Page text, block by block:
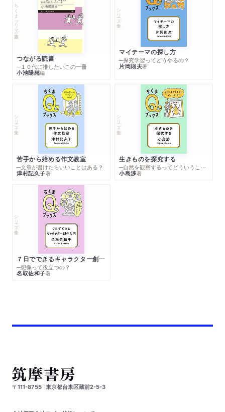
ちくまプリマー新書
つながる読書
─１０代に推したいこの一冊
小池陽慈編
シリーズ・全集
マイテーマの探し方
─探究学習ってどうやるの？
片岡則夫著
シリーズ・全集
苦手から始める作文教室
─文章が書けたらいいことはある？
津村記久子著
シリーズ・全集
生きものを探究する
─自然を観察するってどういうこと？
小島渉著
シリーズ・全集
７日でできるキャラクター創作入門
─想像って役立つの？
名取佐和子著
〒111-8755 東京都台東区蔵前2-5-3